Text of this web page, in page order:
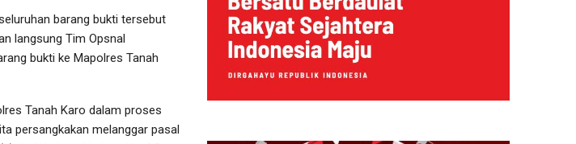
barang bukti tersebut
langsung Tim Opsnal
bukti ke Mapolres Tanah
Tanah Karo dalam proses
persangkakan melanggar pasal